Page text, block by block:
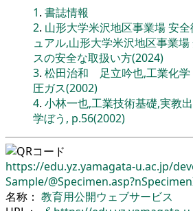
1. 書誌情報
2. 山形大学米沢地区事業場 安
ュアル,山形大学米沢地区事業
スの安全な取扱い方(2024)
3. 松田治和 足立吟也,工業化学
圧ガス(2002)
4. 小林一也,工業技術基礎,実教
学ぼう, p.56(2002)
https://edu.yz.yamagata-u.ac.jp/
Sample/
名称： 教育用公開ウェブサービス